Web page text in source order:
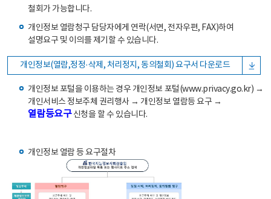
철회가 가능합니다.
개인정보 열람청구 담당자에게 연락(서면, 전자우편, FAX)하여
설명요구 및 이의를 제기할 수 있습니다.
개인정보(열람,정정·삭제, 처리정지, 동의철회) 요구서 다운로드
개인정보 포털을 이용하는 경우 개인정보 포털(www.privacy.go.kr) →
개인서비스 정보주체 권리행사 → 개인정보 열람등 요구 →
열람등요구신청을 할 수 있습니다.
개인정보 열람 등 요구절차